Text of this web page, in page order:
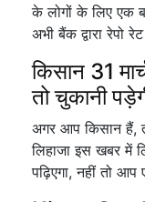
के लोगों के लिए एक
अभी बैंक द्वारा रेपो
किसान 31
तो चुकानी
अगर आप किसान हैं,
लिहाजा इस खबर में
पढ़िएगा, नहीं तो